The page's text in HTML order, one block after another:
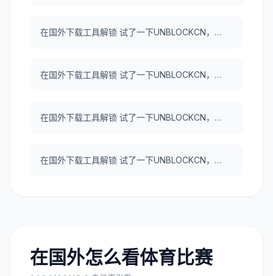
在国外下载工具解锁 试了一下UNBLOCKCN，真好用。
在国外下载工具解锁 试了一下UNBLOCKCN，真好用。
在国外下载工具解锁 试了一下UNBLOCKCN，真好用。
在国外下载工具解锁 试了一下UNBLOCKCN，真好用。
在国外怎么看体育比赛